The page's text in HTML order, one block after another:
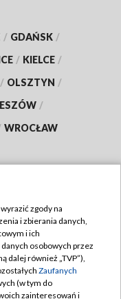
/ GDAŃSK /
/ KIELCE /
/ OLSZTYN /
/
WROCŁAW
zgody na
i zbierania danych,
i ich
osobowych przez
dalej również „TVP”),
Zaufanych
(w tym do
zainteresowań i